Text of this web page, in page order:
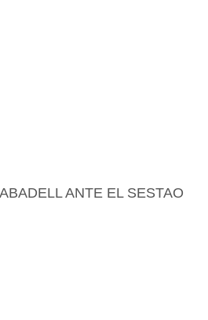
ANTE EL SESTAO